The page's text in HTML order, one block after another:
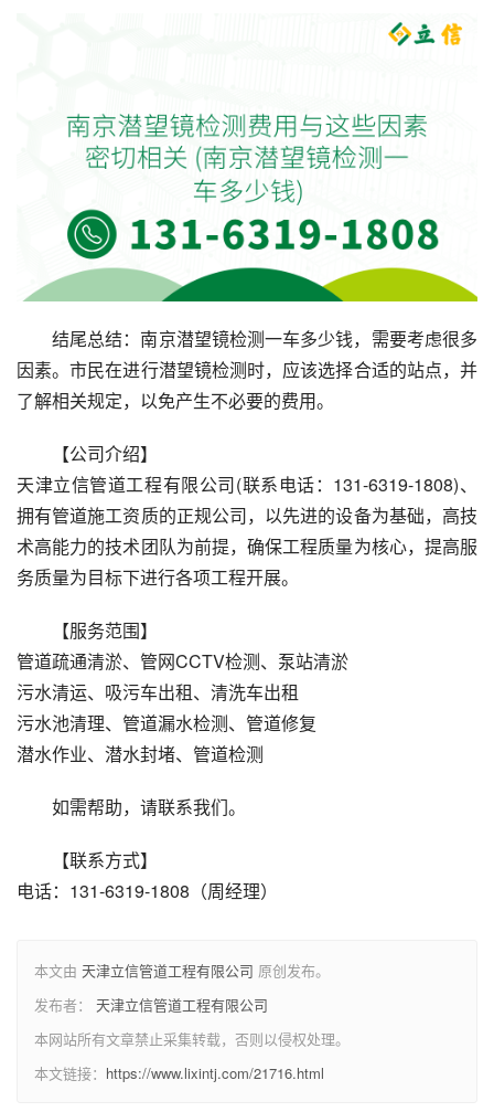
结尾总结：南京潜望镜检测一车多少钱，需要考虑很多
因素。市民在进行潜望镜检测时，应该选择合适的站点，并
了解相关规定，以免产生不必要的费用。
【公司介绍】
天津立信管道工程有限公司(联系电话：131-6319-1808)、
拥有管道施工资质的正规公司，以先进的设备为基础，高技
术高能力的技术团队为前提，确保工程质量为核心，提高服
务质量为目标下进行各项工程开展。
【服务范围】
管道疏通清淤、管网CCTV检测、泵站清淤
污水清运、吸污车出租、清洗车出租
污水池清理、管道漏水检测、管道修复
潜水作业、潜水封堵、管道检测
如需帮助，请联系我们。
【联系方式】
电话：131-6319-1808（周经理）
本文由 天津立信管道工程有限公司 原创发布。
发布者： 天津立信管道工程有限公司
本网站所有文章禁止采集转载，否则以侵权处理。
本文链接： https://www.lixintj.com/21716.html